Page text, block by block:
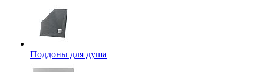
Поддоны для душа